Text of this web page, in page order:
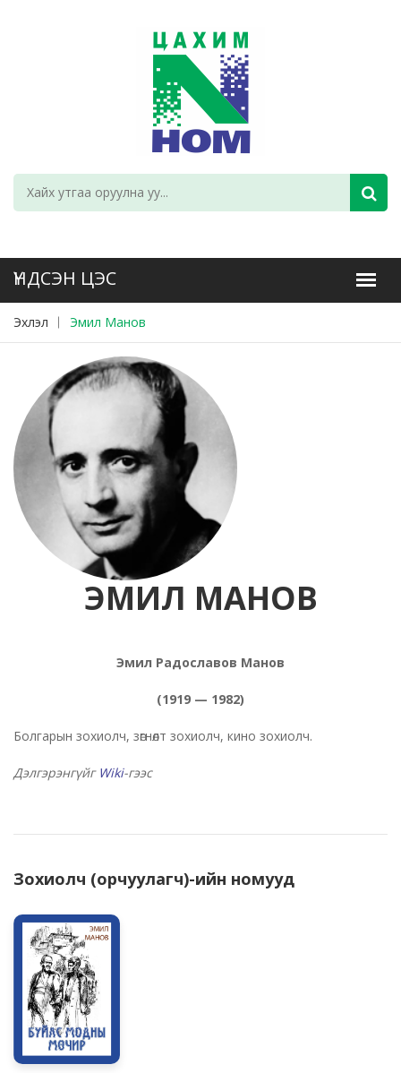
Эхлэл Эмил Манов
ЭМИЛ МАНОВ
Эмил Радославов Манов
(1919 — 1982)
Болгарын зохиолч, зөгнөлт зохиолч, кино зохиолч.
Дэлгэрэнгүйг Wiki-гээс
Зохиолч (орчуулагч)-ийн номууд